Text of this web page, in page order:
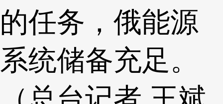
的任务，俄能源
系统储备充足。